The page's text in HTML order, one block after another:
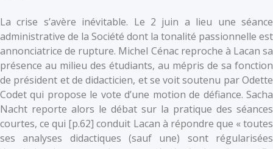
La crise s’avère inévitable. Le 2 juin a lieu une séance
administrative de la Société dont la tonalité passionnelle est
annonciatrice de rupture. Michel Cénac reproche à Lacan sa
présence au milieu des étudiants, au mépris de sa fonction
de président et de didacticien, et se voit soutenu par Odette
Codet qui propose le vote d’une motion de défiance. Sacha
Nacht reporte alors le débat sur la pratique des séances
courtes, ce qui [p.62] conduit Lacan à répondre que « toutes
ses analyses didactiques (sauf une) sont régularisées